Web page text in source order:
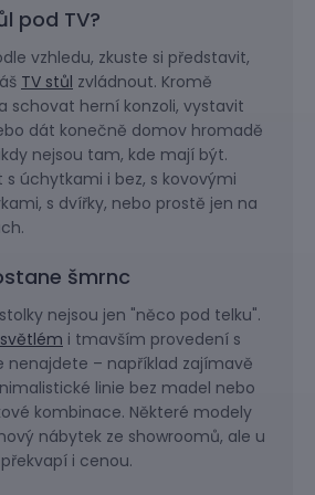
pod TV?
vzhledu, zkuste si představit,
TV stůl zvládnout. Kromě
schovat herní konzoli, vystavit
dát konečně domov hromadě
nejsou tam, kde mají být.
úchytkami i bez, s kovovými
s dvířky, nebo prostě jen na
šmrnc
nejsou jen "něco pod telku".
i tmavším provedení s
nenajdete – například zajímavě
linie bez madel nebo
kombinace. Některé modely
nábytek ze showroomů, ale u
i cenou.